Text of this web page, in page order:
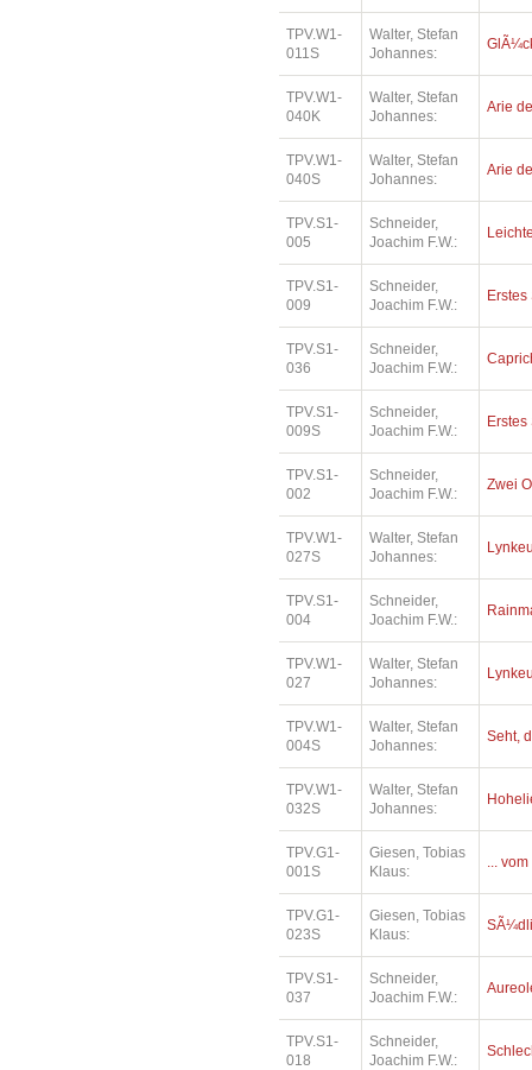
TPV.W1-
011S
Walter, Stefan
Johannes:
TPV.W1-
040K
Walter, Stefan
Johannes:
Arie
TPV.W1-
040S
Walter, Stefan
Johannes:
Arie
TPV.S1-
005
Schneider,
Joachim F.W.:
TPV.S1-
009
Schneider,
Joachim F.W.:
TPV.S1-
036
Schneider,
Joachim F.W.:
TPV.S1-
009S
Schneider,
Joachim F.W.:
TPV.S1-
002
Schneider,
Joachim F.W.:
Zwei
TPV.W1-
027S
Walter, Stefan
Johannes:
TPV.S1-
004
Schneider,
Joachim F.W.:
TPV.W1-
027
Walter, Stefan
Johannes:
TPV.W1-
004S
Walter, Stefan
Johannes:
Seht,
TPV.W1-
032S
Walter, Stefan
Johannes:
TPV.G1-
001S
Giesen, Tobias
Klaus:
...
TPV.G1-
023S
Giesen, Tobias
Klaus:
TPV.S1-
037
Schneider,
Joachim F.W.:
TPV.S1-
018
Schneider,
Joachim F.W.: